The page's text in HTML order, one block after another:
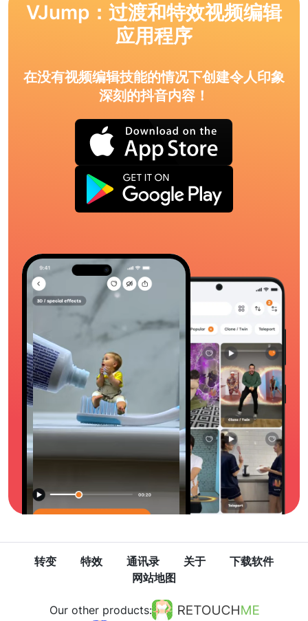
VJump：过渡和特效视频编辑
应用程序
在没有视频编辑技能的情况下创建令人印象
深刻的抖音内容！
转变 特效 通讯录 关于
下载软件
网站地图
Our other products: